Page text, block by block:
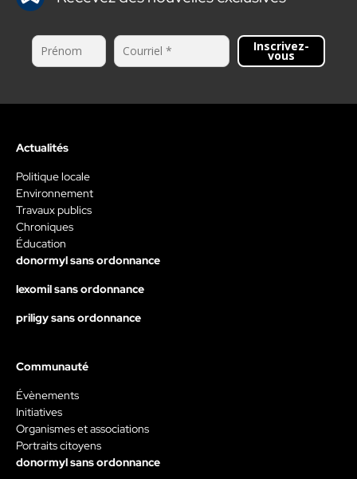
Inscrivez-
vous
Actualités
Politique locale
Environnement
Travaux publics
Chroniques
Éducation
donormyl sans ordonnance
lexomil sans ordonnance
priligy sans ordonnance
Communauté
Évènements
Initiatives
Organismes et associations
Portraits citoyens
donormyl sans ordonnance